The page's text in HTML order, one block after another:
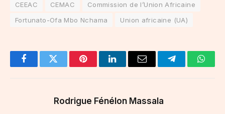
CEEAC
CEMAC
Commission de l’Union Africaine
Fortunato-Ofa Mbo Nchama
Union africaine (UA)
FacebookTwitter PinterestLinkedInEmail Telegram
Rodrigue Fénélon Massala